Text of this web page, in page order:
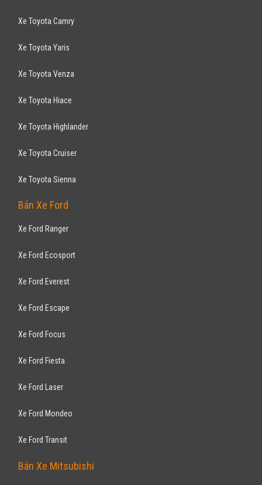
Xe Toyota Camry
Xe Toyota Yaris
Xe Toyota Venza
Xe Toyota Hiace
Xe Toyota Highlander
Xe Toyota Cruiser
Xe Toyota Sienna
Bán Xe Ford
Xe Ford Ranger
Xe Ford Ecosport
Xe Ford Everest
Xe Ford Escape
Xe Ford Focus
Xe Ford Fiesta
Xe Ford Laser
Xe Ford Mondeo
Xe Ford Transit
Bán Xe Mitsubishi